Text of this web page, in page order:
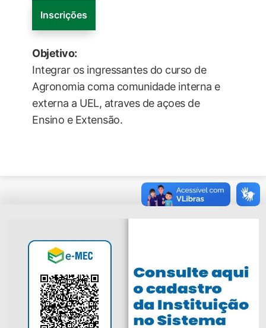
Inscrições
Objetivo:
Integrar os ingressantes do curso de
Agronomia coma comunidade interna e
externa a UEL, atraves de açoes de
Ensino e Extensão.